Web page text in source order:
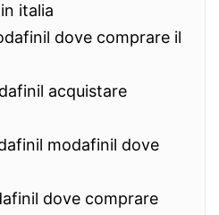
italia
dove comprare il
acquistare
modafinil dove
dove comprare